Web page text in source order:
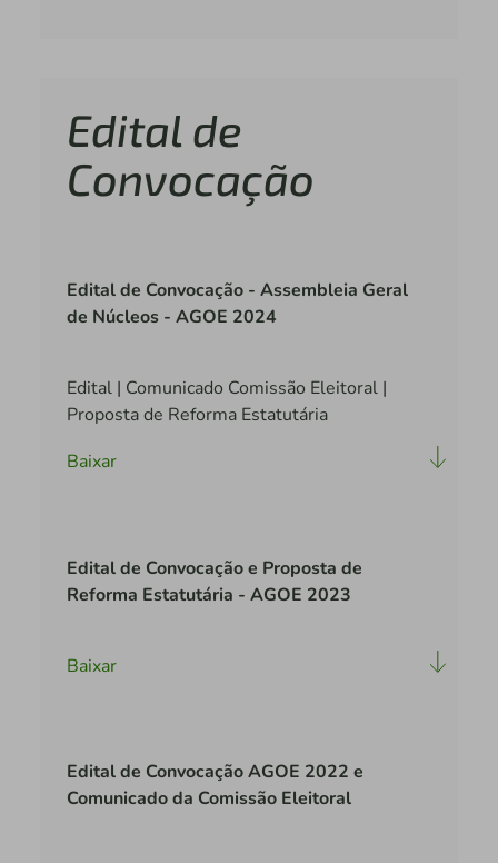
Edital de
Convocação
Edital de Convocação - Assembleia Geral
de Núcleos - AGOE 2024
Edital | Comunicado Comissão Eleitoral |
Proposta de Reforma Estatutária
Baixar
Edital de Convocação e Proposta de
Reforma Estatutária - AGOE 2023
Baixar
Edital de Convocação AGOE 2022 e
Comunicado da Comissão Eleitoral